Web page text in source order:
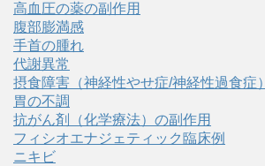
高血圧の薬の副作用
腹部膨満感
手首の腫れ
代謝異常
摂食障害（神経性やせ症/神経性過食症）
胃の不調
抗がん剤（化学療法）の副作用
フィシオエナジェティック臨床例
ニキビ